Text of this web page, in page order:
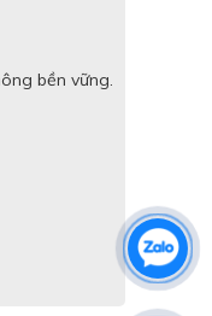
bền vững.